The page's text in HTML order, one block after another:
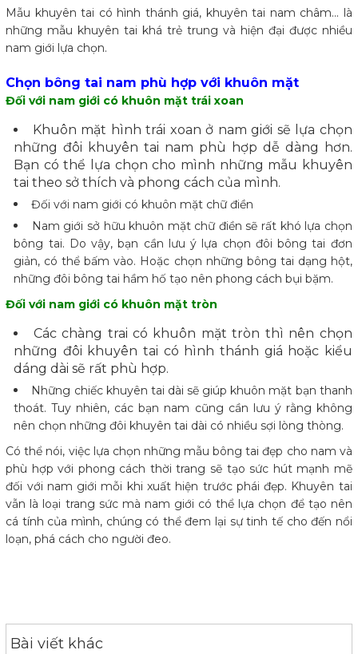
Mẫu khuyên tai có hình thánh giá, khuyên tai nam châm... là
những mẫu khuyên tai khá trẻ trung và hiện đại được nhiều
nam giới lựa chọn.
Chọn bông tai nam phù hợp với khuôn mặt
Đối với nam giới có khuôn mặt trái xoan
Khuôn mặt hình trái xoan ở nam giới sẽ lựa chọn
những đôi khuyên tai nam phù hợp dễ dàng hơn.
Bạn có thể lựa chọn cho mình những mẫu khuyên
tai theo sở thích và phong cách của mình.
Đối với nam giới có khuôn mặt chữ điền
Nam giới sở hữu khuôn mặt chữ điền sẽ rất khó lựa chọn
bông tai. Do vậy, bạn cần lưu ý lựa chọn đôi bông tai đơn
giản, có thể bấm vào. Hoặc chọn những bông tai dạng hột,
những đôi bông tai hầm hố tạo nên phong cách bụi bặm.
Đối với nam giới có khuôn mặt tròn
Các chàng trai có khuôn mặt tròn thì nên chọn
những đôi khuyên tai có hình thánh giá hoặc kiểu
dáng dài sẽ rất phù hợp.
Những chiếc khuyên tai dài sẽ giúp khuôn mặt bạn thanh
thoát. Tuy nhiên, các bạn nam cũng cần lưu ý rằng không
nên chọn những đôi khuyên tai dài có nhiều sợi lòng thòng.
Có thể nói, việc lựa chọn những mẫu bông tai đẹp cho nam và
phù hợp với phong cách thời trang sẽ tạo sức hút mạnh mẽ
đối với nam giới mỗi khi xuất hiện trước phái đẹp. Khuyên tai
vẫn là loại trang sức mà nam giới có thể lựa chọn để tạo nên
cá tính của mình, chúng có thể đem lại sự tinh tế cho đến nổi
loạn, phá cách cho người đeo.
Bài viết khác